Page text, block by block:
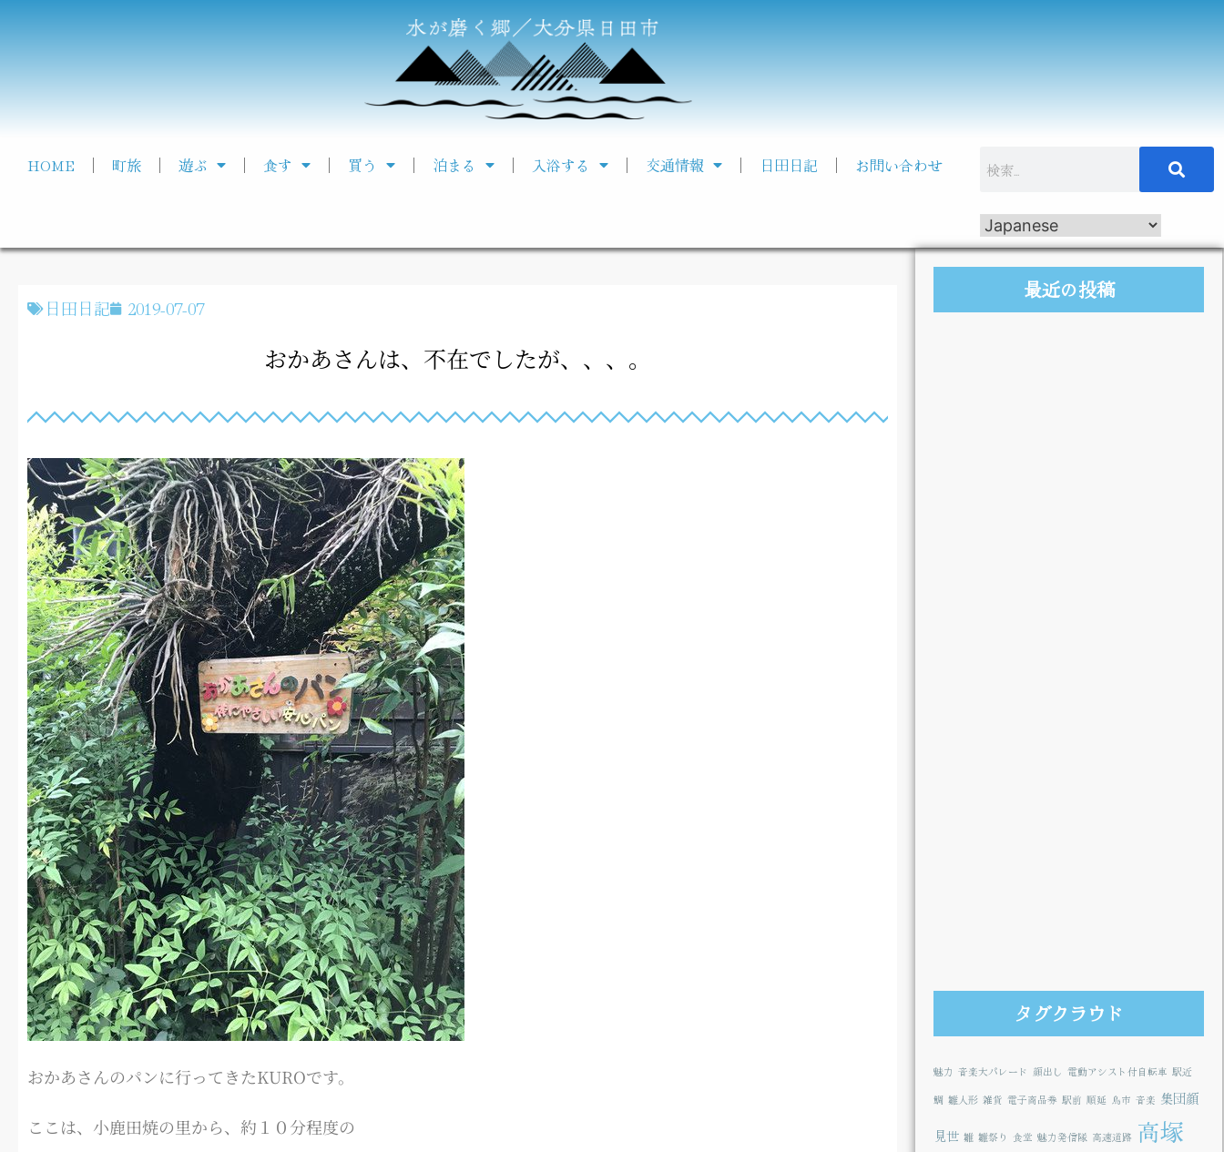
HOME 町旅 遊ぶ 食す 買う 泊まる 入浴する 交通情報 日田日記 お問い合わせ
日田日記 2019-07-07
おかあさんは、不在でしたが、、、。
おかあさんのパンに行ってきたKUROです。
ここは、小鹿田焼の里から、約１０分程度の
最近の投稿
タグクラウド
魅力 音楽大パレード 顔出し 電動アシスト付自転車 駅近
鯛 雛人形 雑貨 電子商品券 駅前 順延 鳥市 音楽 集団顔
見世 雛 雛祭り 食堂 魅力発信隊 高速道路 高塚